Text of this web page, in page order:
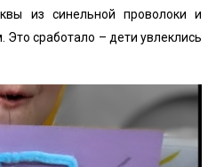
из синельной проволоки и
Это сработало – дети увлеклись